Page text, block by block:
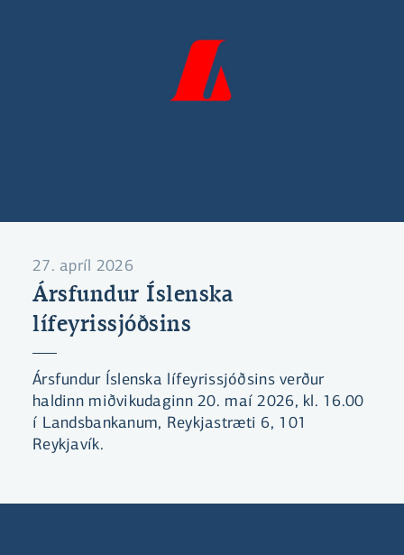
27. apríl 2026
Ársfundur Íslenska
lífeyrissjóðsins
Ársfundur Íslenska lífeyrissjóðsins verður
haldinn miðvikudaginn 20. maí 2026, kl. 16.00
í Landsbankanum, Reykjastræti 6, 101
Reykjavík.